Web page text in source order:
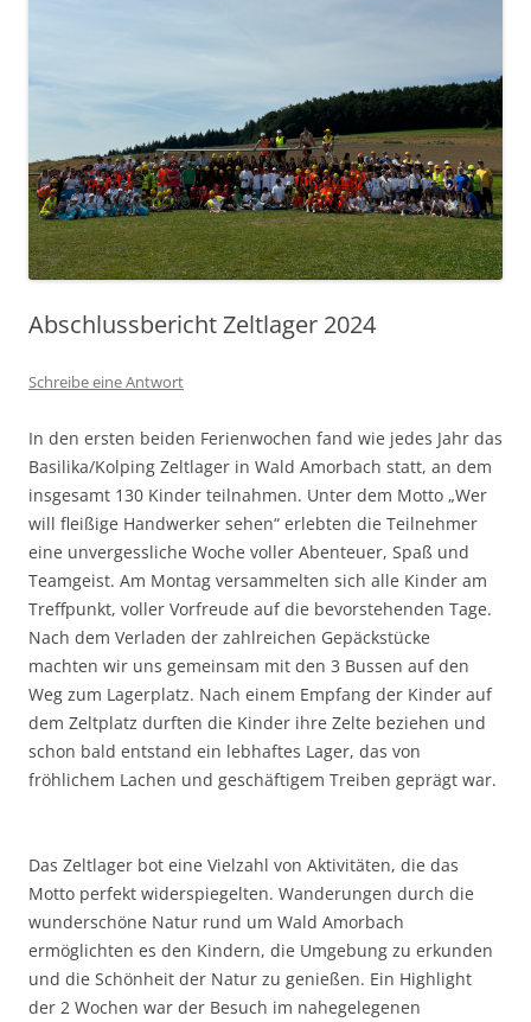
Abschlussbericht Zeltlager 2024
Schreibe eine Antwort
In den ersten beiden Ferienwochen fand wie jedes Jahr das
Basilika/Kolping Zeltlager in Wald Amorbach statt, an dem
insgesamt 130 Kinder teilnahmen. Unter dem Motto „Wer
will fleißige Handwerker sehen“ erlebten die Teilnehmer
eine unvergessliche Woche voller Abenteuer, Spaß und
Teamgeist. Am Montag versammelten sich alle Kinder am
Treffpunkt, voller Vorfreude auf die bevorstehenden Tage.
Nach dem Verladen der zahlreichen Gepäckstücke
machten wir uns gemeinsam mit den 3 Bussen auf den
Weg zum Lagerplatz. Nach einem Empfang der Kinder auf
dem Zeltplatz durften die Kinder ihre Zelte beziehen und
schon bald entstand ein lebhaftes Lager, das von
fröhlichem Lachen und geschäftigem Treiben geprägt war.
Das Zeltlager bot eine Vielzahl von Aktivitäten, die das
Motto perfekt widerspiegelten. Wanderungen durch die
wunderschöne Natur rund um Wald Amorbach
ermöglichten es den Kindern, die Umgebung zu erkunden
und die Schönheit der Natur zu genießen. Ein Highlight
der 2 Wochen war der Besuch im nahegelegenen